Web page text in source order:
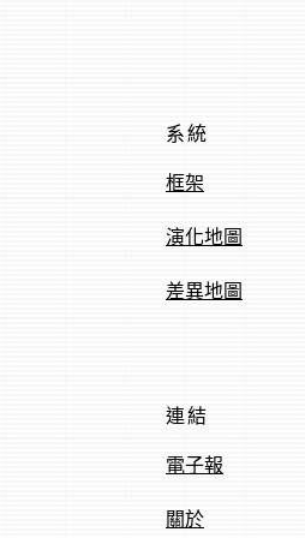
系統
框架
演化地圖
差異地圖
連結
電子報
關於